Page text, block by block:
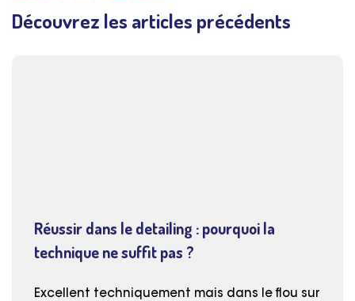
Découvrez les articles précédents
Réussir dans le detailing : pourquoi la
technique ne suffit pas ?
Excellent techniquement mais dans le flou sur